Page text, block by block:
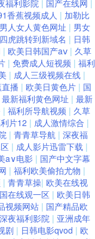
锋日韩精品 91pron资源
色五月麻豆婷婷 91丝瓜
码中出 91免得网址 美
丝啪啪免费观看 TS专区
夜网站 欧美性爱在线A
线视频观看 一级不卡毛
在 岛国AV网址 国产精
原创视频在线观看 91在
福利影院 | 国产在线网 |
香蕉视频成人 | 加勒比
男人女人黄色网址 | 男女
四虎跳转到新域名 | 日韩
| 欧美日韩国产aⅴ | 久草
| 免费成人短视频 | 福利
| 成人三级视频在线 |
播 | 欧美日黄色片 | 国
最新福利黄色网址 | 最新
| 福利所导航视频 | 久草
片12 | 成人激情综合 |
| 青青草导航 | 深夜福
| 成人影片迅雷下载 |
a∨电影 | 国产中文字幕
| 福利欧美偷拍尤物 |
| 青青草操| 欧美在线视
在线观一区 | 欧美日韩
视频网站 | 国产精品欧
夜福利影院 | 亚洲成年
剧 | 日韩电影qvod | 欧